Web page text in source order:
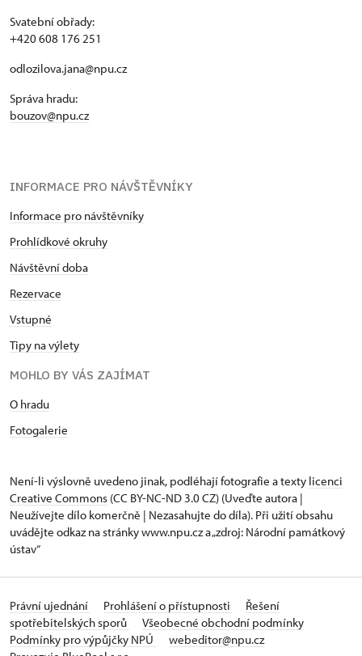
Svatební obřady:
+420 608 176 251
odlozilova.jana@npu.cz
Správa hradu:
bouzov@npu.cz
INFORMACE PRO NÁVŠTĚVNÍKY
Informace pro návštěvníky
Prohlídkové okruhy
Návštěvní doba
Rezervace
Vstupné
Tipy na výlety
MOHLO BY VÁS ZAJÍMAT
O hradu
Fotogalerie
Není-li výslovně uvedeno jinak, podléhají fotografie a texty licenci
Creative Commons (CC BY-NC-ND 3.0 CZ) (Uveďte autora |
Neužívejte dílo komerčně | Nezasahujte do díla). Při užití obsahu
uvádějte odkaz na stránky www.npu.cz a „zdroj: Národní památkový
ústav“
Právní ujednání Prohlášení o přístupnosti
Řešení
spotřebitelských sporů
Všeobecné obchodní podmínky
Podmínky pro výpůjčky NPÚ
webeditor@npu.cz